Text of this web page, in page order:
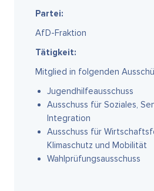
Partei:
AfD-Fraktion
Tätigkeit:
Mitglied in folgenden
Jugendhilfeausschuss
Ausschuss für Soziales,
Integration
Ausschuss für
Klimaschutz und Mobilität
Wahlprüfungsausschuss